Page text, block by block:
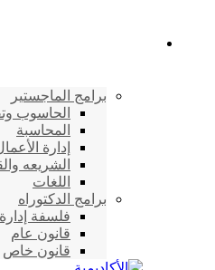
برامج الماجستير
الحاسوب
المحاسبة
إدارة
الشريعه
اللغات
برامج الدكتوراه
فلسفة
قانون عام
قانون خاص